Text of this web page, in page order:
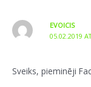
EVOICIS
05.02.2019
Sveiks, pieminēji